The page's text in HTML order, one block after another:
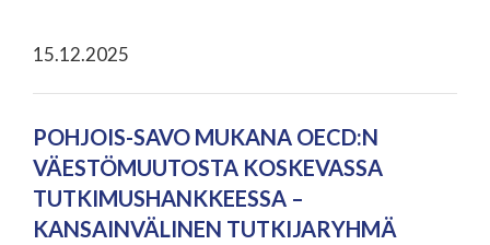
15.12.2025
POHJOIS-SAVO MUKANA OECD:N
VÄESTÖMUUTOSTA KOSKEVASSA
TUTKIMUSHANKKEESSA –
KANSAINVÄLINEN TUTKIJARYHMÄ